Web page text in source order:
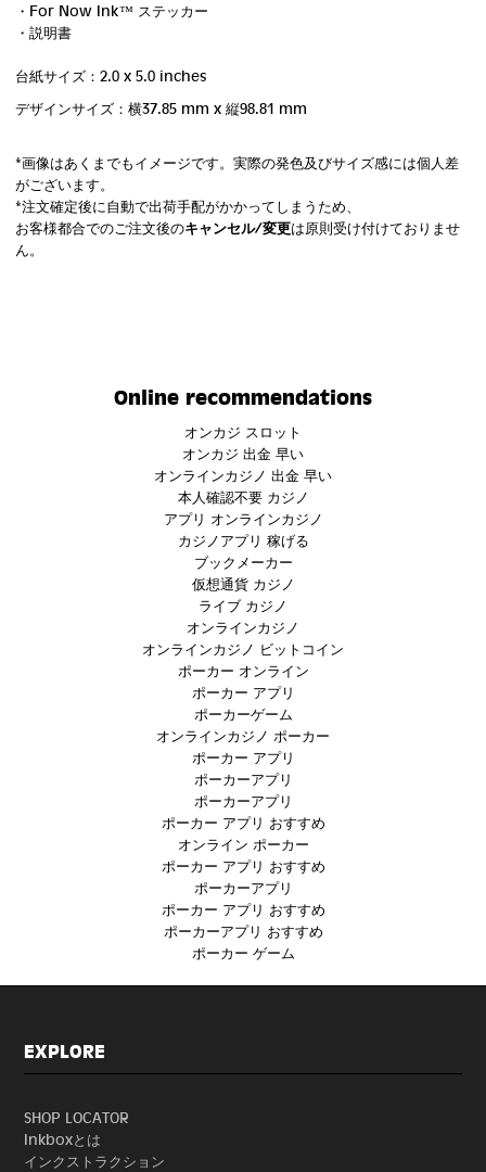
・For Now Ink ™ ステッカー
・説明書
台紙サイズ：2.0 x 5.0 inches
デザインサイズ：横37.85 mm x 縦98.81 mm
*画像はあくまでもイメージです。実際の発色及びサイズ感には個人差
がございます。
*注文確定後に自動で出荷手配がかかってしまうため、
お客様都合でのご注文後のキャンセル/変更は原則受け付けておりませ
ん。
Online recommendations
オンカジ スロット
オンカジ 出金 早い
オンラインカジノ 出金 早い
本人確認不要 カジノ
アプリ オンラインカジノ
カジノアプリ 稼げる
ブックメーカー
仮想通貨 カジノ
ライブ カジノ
オンラインカジノ
オンラインカジノ ビットコイン
ポーカー オンライン
ポーカー アプリ
ポーカーゲーム
オンラインカジノ ポーカー
ポーカー アプリ
ポーカーアプリ
ポーカーアプリ
ポーカー アプリ おすすめ
オンライン ポーカー
ポーカー アプリ おすすめ
ポーカーアプリ
ポーカー アプリ おすすめ
ポーカーアプリ おすすめ
ポーカー ゲーム
EXPLORE
SHOP LOCATOR
Inkboxとは
インクストラクション